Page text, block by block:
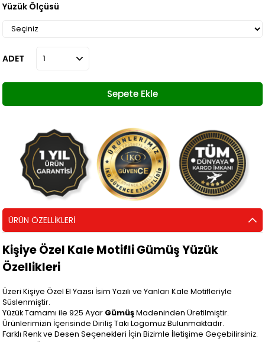
Yüzük Ölçüsü
ADET
ÜRÜN ÖZELLIKLERI
Kişiye Özel Kale Motifli Gümüş Yüzük
Özellikleri
Üzeri Kişiye Özel El Yazısı İsim Yazılı ve Yanları Kale Motifleriyle
Süslenmiştir.
Yüzük Tamamı ile 925 Ayar Gümüş Madeninden Üretilmiştir.
Ürünlerimizin İçerisinde Diriliş Takı Logomuz Bulunmaktadır.
Farklı Renk ve Desen Seçenekleri İçin Bizimle İletişime Geçebilirsiniz.